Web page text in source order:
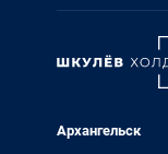
Архангельск